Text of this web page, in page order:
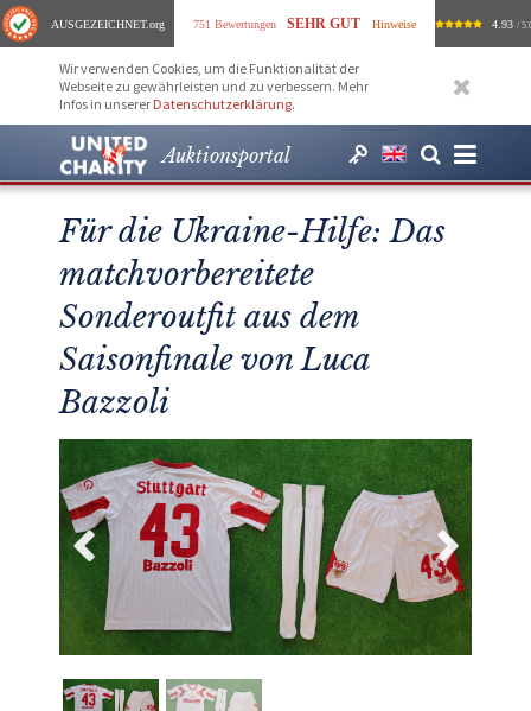
AUSGEZEICHNET.org 751 Bewertungen SEHR GUT Hinweise 4.93 /
Wir verwenden Cookies, um die Funktionalität der
Webseite zu gewährleisten und zu verbessern. Mehr
Infos in unserer Datenschutzerklärung.
Auktionsportal
Für die Ukraine-Hilfe: Das
matchvorbereitete
Sonderoutfit aus dem
Saisonfinale von Luca
Bazzoli